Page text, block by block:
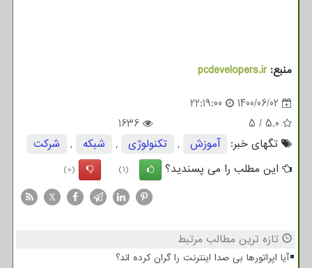
منبع:pcdevelopers.ir
1400/06/02
22:19:00
5.0
/
5
1636
تگهای خبر:
آموزش , تكنولوژی , شبكه ,
شركت
این مطلب را می پسندید؟
(1)
(0)
X
تازه ترین مطالب مرتبط
آیا اپراتورها بی صدا اینترنت را گران کرده اند؟